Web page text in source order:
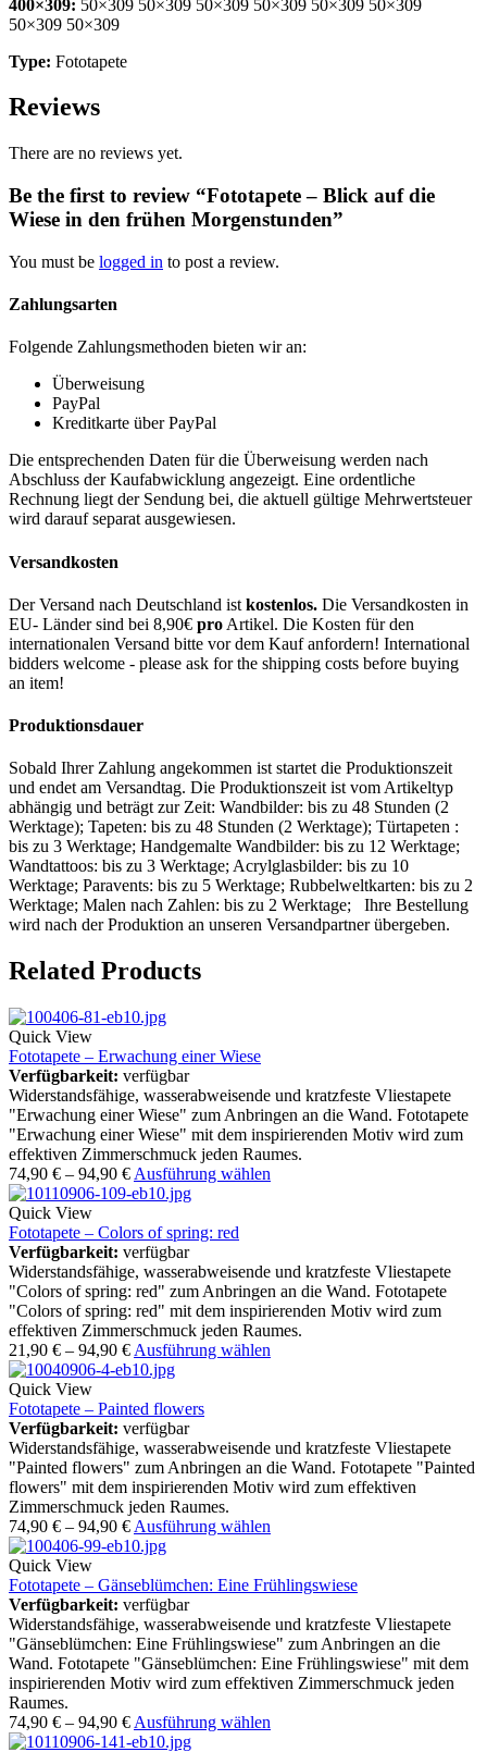
400×309: 50×309 50×309 50×309 50×309 50×309 50×309
50×309 50×309
Type: Fototapete
Reviews
There are no reviews yet.
Be the first to review “Fototapete – Blick auf die
Wiese in den frühen Morgenstunden”
You must be logged in to post a review.
Zahlungsarten
Folgende Zahlungsmethoden bieten wir an:
Überweisung
PayPal
Kreditkarte über PayPal
Die entsprechenden Daten für die Überweisung werden nach
Abschluss der Kaufabwicklung angezeigt. Eine ordentliche
Rechnung liegt der Sendung bei, die aktuell gültige Mehrwertsteuer
wird darauf separat ausgewiesen.
Versandkosten
Der Versand nach Deutschland ist kostenlos. Die Versandkosten in
EU- Länder sind bei 8,90€ pro Artikel. Die Kosten für den
internationalen Versand bitte vor dem Kauf anfordern! International
bidders welcome - please ask for the shipping costs before buying
an item!
Produktionsdauer
Sobald Ihrer Zahlung angekommen ist startet die Produktionszeit
und endet am Versandtag. Die Produktionszeit ist vom Artikeltyp
abhängig und beträgt zur Zeit: Wandbilder: bis zu 48 Stunden (2
Werktage); Tapeten: bis zu 48 Stunden (2 Werktage); Türtapeten :
bis zu 3 Werktage; Handgemalte Wandbilder: bis zu 12 Werktage;
Wandtattoos: bis zu 3 Werktage; Acrylglasbilder: bis zu 10
Werktage; Paravents: bis zu 5 Werktage; Rubbelweltkarten: bis zu 2
Werktage; Malen nach Zahlen: bis zu 2 Werktage; Ihre Bestellung
wird nach der Produktion an unseren Versandpartner übergeben.
Related Products
Quick View
Fototapete – Erwachung einer Wiese
Verfügbarkeit: verfügbar
Widerstandsfähige, wasserabweisende und kratzfeste Vliestapete
"Erwachung einer Wiese" zum Anbringen an die Wand. Fototapete
"Erwachung einer Wiese" mit dem inspirierenden Motiv wird zum
effektiven Zimmerschmuck jeden Raumes.
74,90 € – 94,90 € Ausführung wählen
Quick View
Fototapete – Colors of spring: red
Verfügbarkeit: verfügbar
Widerstandsfähige, wasserabweisende und kratzfeste Vliestapete
"Colors of spring: red" zum Anbringen an die Wand. Fototapete
"Colors of spring: red" mit dem inspirierenden Motiv wird zum
effektiven Zimmerschmuck jeden Raumes.
21,90 € – 94,90 € Ausführung wählen
Quick View
Fototapete – Painted flowers
Verfügbarkeit: verfügbar
Widerstandsfähige, wasserabweisende und kratzfeste Vliestapete
"Painted flowers" zum Anbringen an die Wand. Fototapete "Painted
flowers" mit dem inspirierenden Motiv wird zum effektiven
Zimmerschmuck jeden Raumes.
74,90 € – 94,90 € Ausführung wählen
Quick View
Fototapete – Gänseblümchen: Eine Frühlingswiese
Verfügbarkeit: verfügbar
Widerstandsfähige, wasserabweisende und kratzfeste Vliestapete
"Gänseblümchen: Eine Frühlingswiese" zum Anbringen an die
Wand. Fototapete "Gänseblümchen: Eine Frühlingswiese" mit dem
inspirierenden Motiv wird zum effektiven Zimmerschmuck jeden
Raumes.
74,90 € – 94,90 € Ausführung wählen